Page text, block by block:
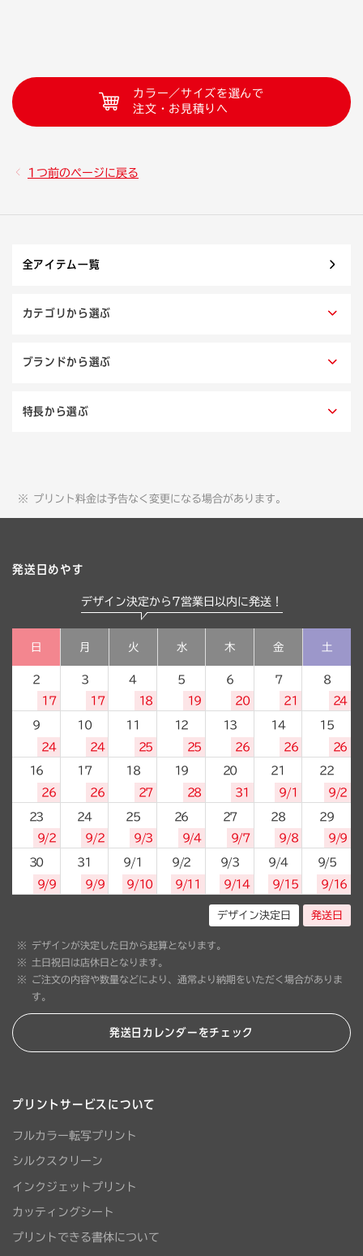
カラー／サイズを選んで
注文・お見積りへ
1つ前のページに戻る
全アイテム一覧
カテゴリから選ぶ
ブランドから選ぶ
特長から選ぶ
プリント料金は予告なく変更になる場合があります。
発送日めやす
デザイン決定から7営業日以内に発送！
日 月 火 水 木 金 土
2
17
3
17
4
18
5
19
6
20
7
21
8
24
9
24
10
24
11
25
12
25
13
26
14
26
15
26
16
26
17
26
18
27
19
28
20
31
21
9/1
22
9/2
23
9/2
24
9/2
25
9/3
26
9/4
27
9/7
28
9/8
29
9/9
30
9/9
31
9/9
9/1
9/10
9/2
9/11
9/3
9/14
9/4
9/15
9/5
9/16
デザイン決定日 発送日
デザインが決定した日から起算となります。
土日祝日は店休日となります。
ご注文の内容や数量などにより、通常より納期をいただく場合がありま
す。
発送日カレンダーをチェック
プリントサービスについて
フルカラー転写プリント
シルクスクリーン
インクジェットプリント
カッティングシート
プリントできる書体について